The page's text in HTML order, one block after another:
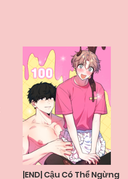
|END| Cậu Có Thể Ngừng